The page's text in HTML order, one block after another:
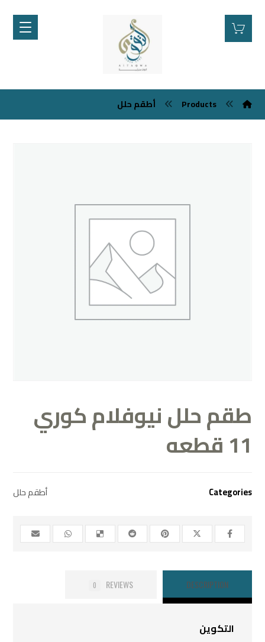
Products أطقم حلل
طقم حلل نيوفلام كوري
11 قطعه
Categories أطقم حلل
DESCRIPTION
REVIEWS
0
التكوين